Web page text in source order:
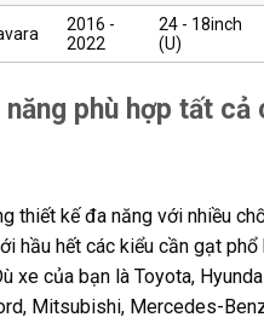
2016 -
2022
24 - 18inch
(U)
phù hợp tất cả
thiết kế đa năng với nhiều
hầu hết các kiểu cần gạt phổ
xe của bạn là Toyota,
Mitsubishi, Mercedes-